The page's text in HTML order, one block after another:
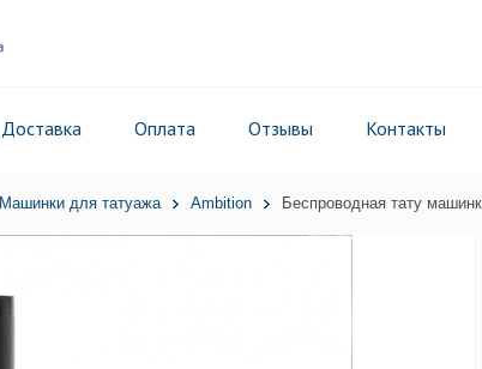
Доставка Оплата Отзывы Контакты
Машинки для татуажа Ambition Беспроводная тату